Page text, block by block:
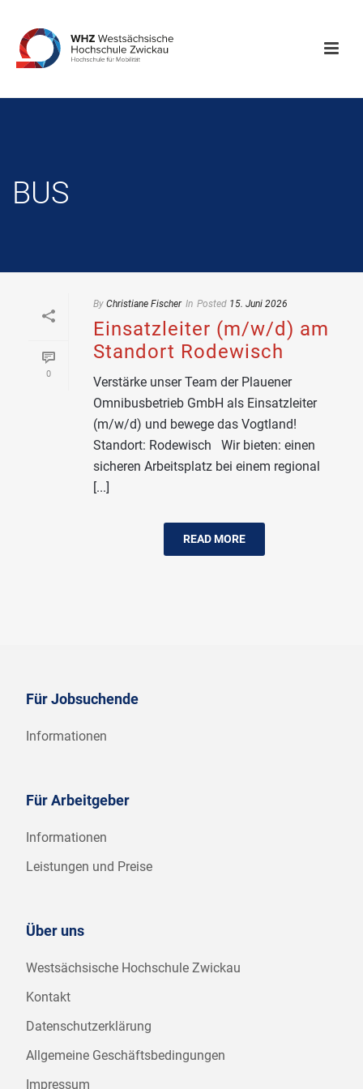
BUS
0
By Christiane Fischer In Posted 15. Juni 2026
Einsatzleiter (m/w/d) am
Standort Rodewisch
Verstärke unser Team der Plauener
Omnibusbetrieb GmbH als Einsatzleiter
(m/w/d) und bewege das Vogtland!
Standort: Rodewisch Wir bieten: einen
sicheren Arbeitsplatz bei einem regional
[...]
READ MORE
Für Jobsuchende
Informationen
Für Arbeitgeber
Informationen
Leistungen und Preise
Über uns
Westsächsische Hochschule Zwickau
Kontakt
Datenschutzerklärung
Allgemeine Geschäftsbedingungen
Impressum